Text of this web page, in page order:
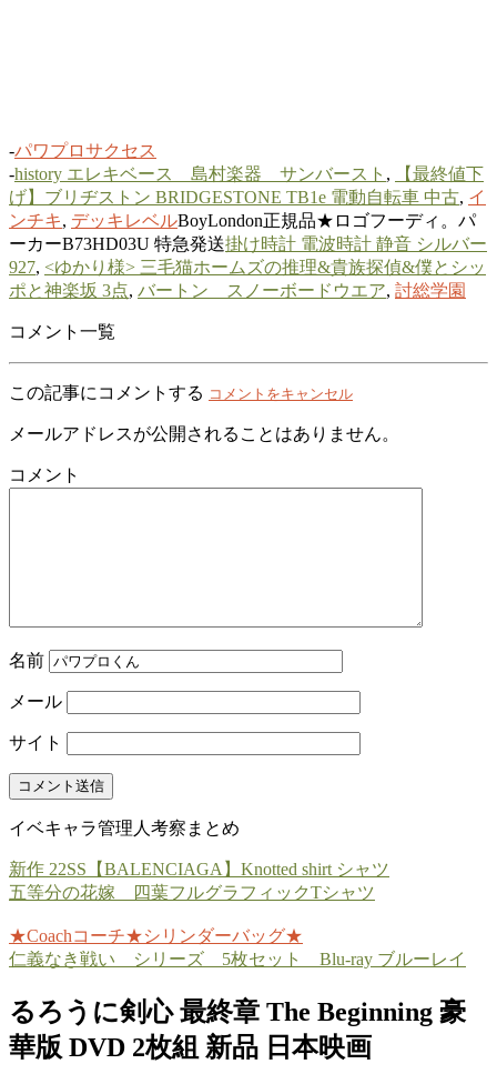
-パワプロサクセス
-history エレキベース 島村楽器 サンバースト ,
【最終値下
げ】ブリヂストン BRIDGESTONE TB1e 電動自転車 中古, イ
ンチキ, デッキレベルBoyLondon正規品★ロゴフーディ。パ
ーカーB73HD03U 特急発送掛け時計 電波時計 静音 シルバー
927, <ゆかり様> 三毛猫ホームズの推理&貴族探偵&僕とシッ
ポと神楽坂 3点, バートン スノーボードウエア, 討総学園
コメント一覧
この記事にコメントする コメントをキャンセル
メールアドレスが公開されることはありません。
コメント
名前
メール
サイト
イベキャラ管理人考察まとめ
新作 22SS【BALENCIAGA】Knotted shirt シャツ
五等分の花嫁 四葉フルグラフィックTシャツ
★Coachコーチ★シリンダーバッグ★
仁義なき戦い シリーズ 5枚セット Blu-ray ブルーレイ
るろうに剣心 最終章 The Beginning 豪
華版 DVD 2枚組 新品 日本映画